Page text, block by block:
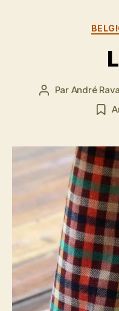
Auteur
Par André